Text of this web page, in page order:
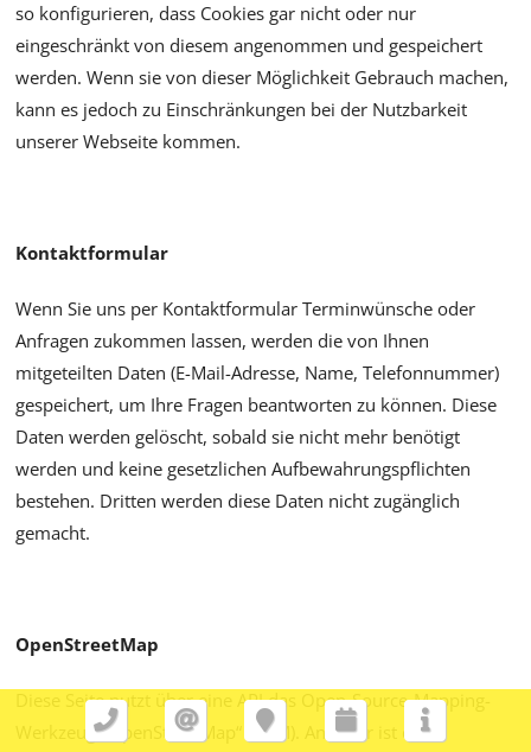
so konfigurieren, dass Cookies gar nicht oder nur
eingeschränkt von diesem angenommen und gespeichert
werden. Wenn sie von dieser Möglichkeit Gebrauch machen,
kann es jedoch zu Einschränkungen bei der Nutzbarkeit
unserer Webseite kommen.
Kontaktformular
Wenn Sie uns per Kontaktformular Terminwünsche oder
Anfragen zukommen lassen, werden die von Ihnen
mitgeteilten Daten (E-Mail-Adresse, Name, Telefonnummer)
gespeichert, um Ihre Fragen beantworten zu können. Diese
Daten werden gelöscht, sobald sie nicht mehr benötigt
werden und keine gesetzlichen Aufbewahrungspflichten
bestehen. Dritten werden diese Daten nicht zugänglich
gemacht.
OpenStreetMap
Diese Seite nutzt über eine API das Open-Source-Mapping-
Werkzeug „OpenStreetMap“ (OSM). Anbieter ist die